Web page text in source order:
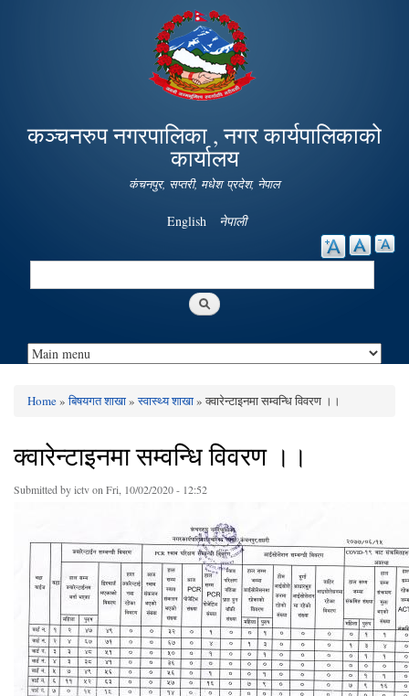
Skip to
main
content
कञ्चनरुप नगरपालिका , नगर कार्यपालिकाको
कार्यालय
कंचनपुर, सप्तरी, मधेश प्रदेश, नेपाल
English नेपाली
Search
Home»बिषयगत शाखा»स्वास्थ्य शाखा» क्वारेन्टाइनमा सम्वन्धि विवरण ।।
क्वारेन्टाइनमा सम्वन्धि विवरण ।।
Submitted byictvon Fri, 10/02/2020 - 12:52